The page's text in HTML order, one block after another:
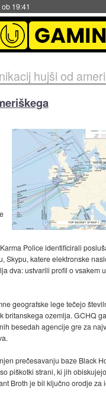
hujši od
Police identificirali
Skypu, katere elektronske
dva: ustvarili profil o vsakem
geografske lege tečejo
britanskega ozemlja. GCHQ
besedah agencije gre za
prečesavanju baze Black
piškotki strani, ki jih
Broth je bil ključno orodje za